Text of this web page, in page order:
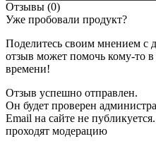
Отзывы (0)
Уже пробовали продукт?
Поделитесь своим мнением с
отзыв может помочь кому-то
времени!
Отзыв успешно отправлен.
Он будет проверен
Email на сайте не
проходят модерацию